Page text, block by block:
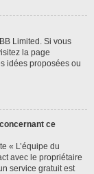
Limited. Si vous
la page
idées proposées ou
ce
« L’équipe du
avec le propriétaire
service gratuit est